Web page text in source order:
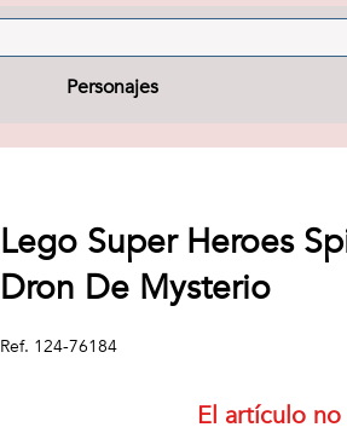
Personajes
Lego Super Heroes
Dron De Mysterio
Ref. 124-76184
El artículo